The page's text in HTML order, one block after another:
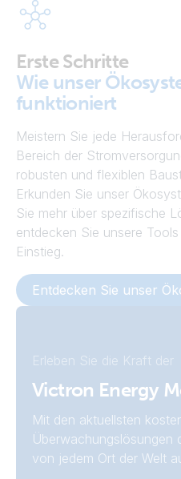
Erste Schritte
Wie unser
funktioniert
Meistern Sie jede
Bereich der
robusten und flexiblen
Erkunden Sie unser
Sie mehr über spezifische
entdecken Sie unsere
Einstieg.
Entdecken Sie unser
Erleben Sie die Kraft der
Victron Energy
Mit den aktuellsten
Überwachungslösungen
von jedem Ort der Welt